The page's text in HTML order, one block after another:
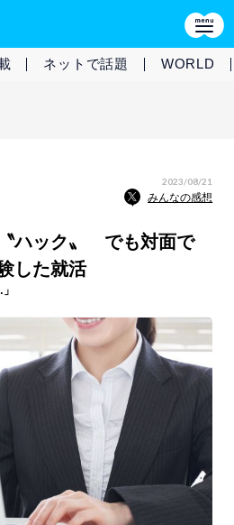
ネットで話題 WORLD
2023/08/21
みんなの感想
ハック〟 でも対面で
した就活